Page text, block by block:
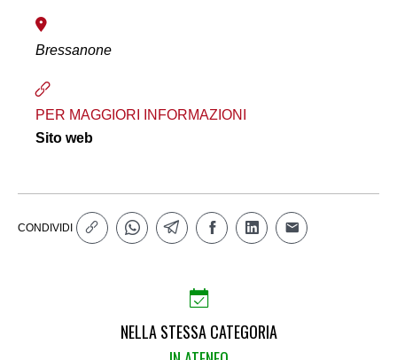
Bressanone
PER MAGGIORI INFORMAZIONI
Sito web
CONDIVIDI
NELLA STESSA CATEGORIA